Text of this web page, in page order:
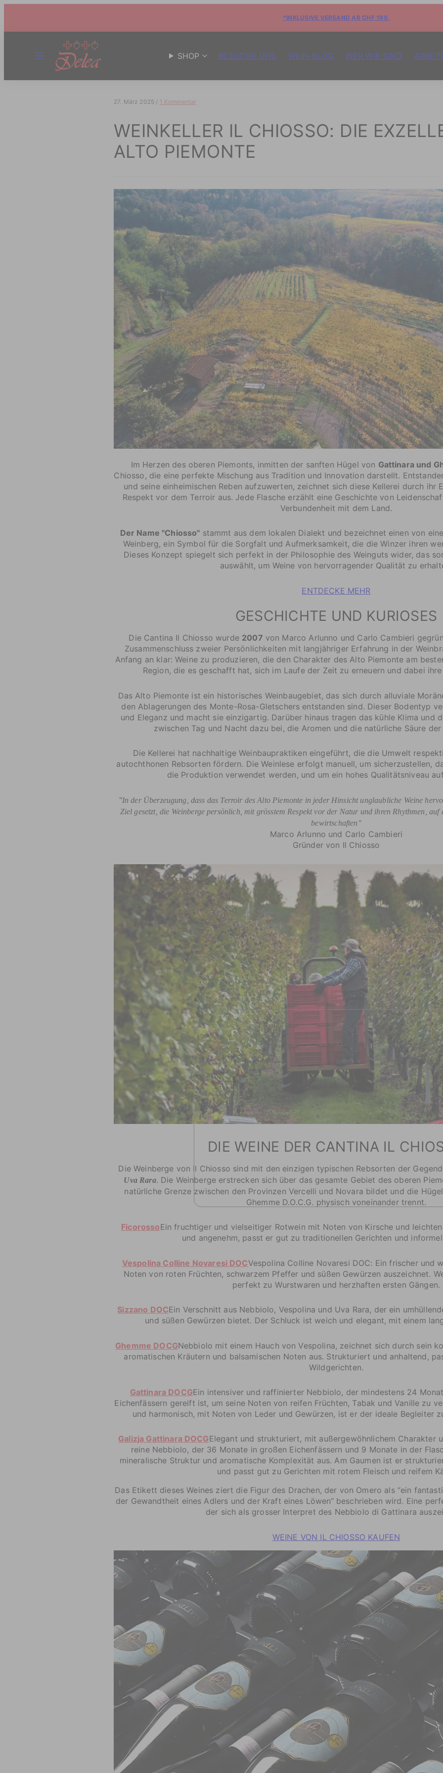
*INKLUSIVE VERSAND AB CHF 199.
SHOP BESUCHE UNS WEIN-BLOG WER WIR SIND
27. März 2025 / 1 Kommentar
WEINKELLER IL CHIOSSO: DIE
ALTO PIEMONTE
Im Herzen des oberen Piemonts, inmitten der sanften Hügel von Gattinara und
Chiosso, die eine perfekte Mischung aus Tradition und Innovation darstellt.
und seine einheimischen Reben aufzuwerten, zeichnet sich diese Kellerei durch ihr
Respekt vor dem Terroir aus. Jede Flasche erzählt eine Geschichte von
Verbundenheit mit dem Land.
Der Name "Chiosso" stammt aus dem lokalen Dialekt und bezeichnet einen von
Weinberg, ein Symbol für die Sorgfalt und Aufmerksamkeit, die die Winzer ihren
Dieses Konzept spiegelt sich perfekt in der Philosophie des Weinguts wider, das
auswählt, um Weine von hervorragender Qualität zu
ENTDECKE MEHR
GESCHICHTE UND KURIOSES
Die Cantina Il Chiosso wurde 2007 von Marco Arlunno und Carlo Cambieri
Zusammenschluss zweier Persönlichkeiten mit langjähriger Erfahrung in der
Anfang an klar: Weine zu produzieren, die den Charakter des Alto Piemonte am
Region, die es geschafft hat, sich im Laufe der Zeit zu erneuern und dabei
Das Alto Piemonte ist ein historisches Weinbaugebiet, das sich durch alluviale
den Ablagerungen des Monte-Rosa-Gletschers entstanden sind. Dieser Bodentyp
und Eleganz und macht sie einzigartig. Darüber hinaus tragen das kühle Klima und
zwischen Tag und Nacht dazu bei, die Aromen und die natürliche Säure
Die Kellerei hat nachhaltige Weinbaupraktiken eingeführt, die die Umwelt
autochthonen Rebsorten fördern. Die Weinlese erfolgt manuell, um sicherzustellen,
die Produktion verwendet werden, und um ein hohes Qualitätsniveau
"In der Überzeugung, dass das Terroir des Alto Piemonte in jeder Hinsicht unglaubliche Weine
Ziel gesetzt, die Weinberge persönlich, mit grösstem Respekt vor der Natur und ihren Rhythmen,
bewirtschaften"
Marco Arlunno und Carlo Cambieri
Gründer von Il Chiosso
DIE WEINE DER CANTINA IL
Die Weinberge von Il Chiosso sind mit den einzigen typischen Rebsorten der
Uva Rara. Die Weinberge erstrecken sich über das gesamte Gebiet des oberen
natürliche Grenze zwischen den Provinzen Vercelli und Novara bildet und die
Ghemme D.O.C.G. physisch voneinander trennt.
FicorossoEin fruchtiger und vielseitiger Rotwein mit Noten von Kirsche und
und angenehm, passt er gut zu traditionellen Gerichten und
Vespolina Colline Novaresi DOCVespolina Colline Novaresi DOC: Ein frischer und
Noten von roten Früchten, schwarzem Pfeffer und süßen Gewürzen auszeichnet.
perfekt zu Wurstwaren und herzhaften ersten Gängen.
Sizzano DOCEin Verschnitt aus Nebbiolo, Vespolina und Uva Rara, der ein
und süßen Gewürzen bietet. Der Schluck ist weich und elegant, mit einem
Ghemme DOCGNebbiolo mit einem Hauch von Vespolina, zeichnet sich durch sein
aromatischen Kräutern und balsamischen Noten aus. Strukturiert und anhaltend,
Wildgerichten.
Gattinara DOCGEin intensiver und raffinierter Nebbiolo, der mindestens 24
Eichenfässern gereift ist, um seine Noten von reifen Früchten, Tabak und Vanille zu
und harmonisch, mit Noten von Leder und Gewürzen, ist er der ideale Begleiter
Galizja Gattinara DOCGElegant und strukturiert, mit außergewöhnlichem Charakter
reine Nebbiolo, der 36 Monate in großen Eichenfässern und 9 Monate in der
mineralische Struktur und aromatische Komplexität aus. Am Gaumen ist er
und passt gut zu Gerichten mit rotem Fleisch und reifem
Das Etikett dieses Weines ziert die Figur des Drachen, der von Omero als “ein
der Gewandtheit eines Adlers und der Kraft eines Löwen“ beschrieben wird. Eine
der sich als grosser Interpret des Nebbiolo di Gattinara
WEINE VON IL CHIOSSO KAUFEN